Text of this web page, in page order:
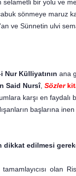
selametli bir yolu ve
sönmeye maruz
ve Sünnetin ulvi
Nur Külliyatının ana
Said Nursî, Sözler
karşı en
başlarına inen
dikkat edilmesi
tamamlayıcısı olan